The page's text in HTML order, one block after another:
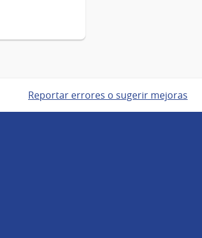
Reportar errores o sugerir mejoras